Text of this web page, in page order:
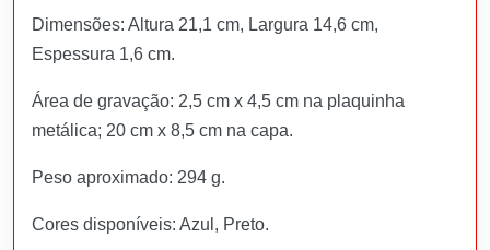
Dimensões: Altura 21,1 cm, Largura 14,6 cm,
Espessura 1,6 cm.
Área de gravação: 2,5 cm x 4,5 cm na plaquinha
metálica; 20 cm x 8,5 cm na capa.
Peso aproximado: 294 g.
Cores disponíveis: Azul, Preto.